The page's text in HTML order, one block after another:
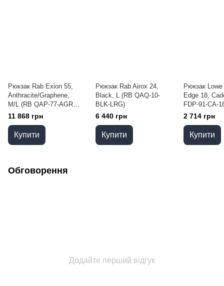
Рюкзак Rab Exion 55,
Anthracite/Graphene,
M/L (RB QAP-77-AGR-
MLG)
11 868 грн
Купити
Рюкзак Rab Airox 24,
Black, L (RB QAQ-10-
BLK-LRG)
6 440 грн
Купити
Рюкзак Lowe
Edge 18,
FDP-91-CA-
2 714 грн
Купити
Обговорення
Додайте перший відгук